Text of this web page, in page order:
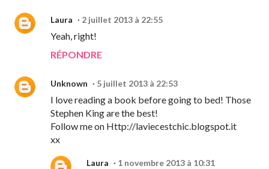
Laura 2 juillet 2013 à 22:55
Yeah, right!
RÉPONDRE
Unknown 5 juillet 2013 à 22:53
I love reading a book before going to bed! Those
Stephen King are the best!
Follow me on Http://laviecestchic.blogspot.it
xx
Laura 1 novembre 2013 à 10:31